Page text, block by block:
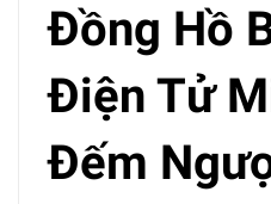
Đồng Hồ
Điện Tử
Đếm